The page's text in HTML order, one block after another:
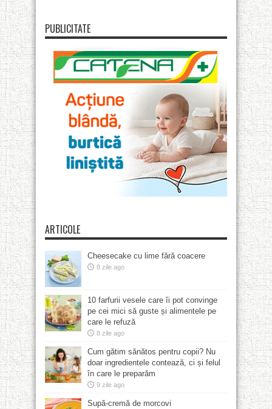
PUBLICITATE
ARTICOLE
Cheesecake cu lime fără coacere
8 zile ago
10 farfurii vesele care îi pot convinge
pe cei mici să guste și alimentele pe
care le refuză
8 zile ago
Cum gătim sănătos pentru copii? Nu
doar ingredientele contează, ci și felul
în care le preparăm
9 zile ago
Supă-cremă de morcovi